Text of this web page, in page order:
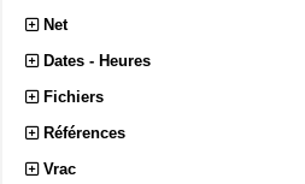
Net
Dates - Heures
Fichiers
Références
Vrac